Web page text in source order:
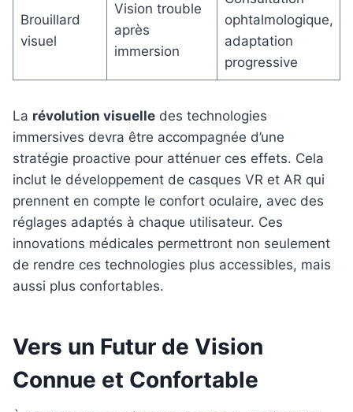
Brouillard
visuel
Vision trouble
après
immersion
ophtalmologique,
adaptation
progressive
La révolution visuelle des technologies
immersives devra être accompagnée d’une
stratégie proactive pour atténuer ces effets. Cela
inclut le développement de casques VR et AR qui
prennent en compte le confort oculaire, avec des
réglages adaptés à chaque utilisateur. Ces
innovations médicales permettront non seulement
de rendre ces technologies plus accessibles, mais
aussi plus confortables.
Vers un Futur de Vision
Connue et Confortable